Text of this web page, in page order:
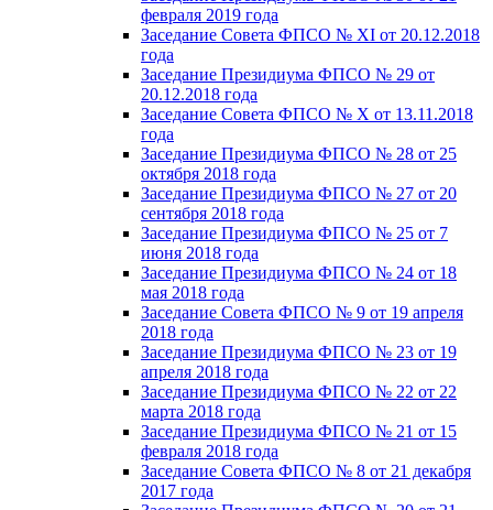
февраля 2019 года
Заседание Совета ФПСО № XI от 20.12.2018
года
Заседание Президиума ФПСО № 29 от
20.12.2018 года
Заседание Совета ФПСО № X от 13.11.2018
года
Заседание Президиума ФПСО № 28 от 25
октября 2018 года
Заседание Президиума ФПСО № 27 от 20
сентября 2018 года
Заседание Президиума ФПСО № 25 от 7
июня 2018 года
Заседание Президиума ФПСО № 24 от 18
мая 2018 года
Заседание Совета ФПСО № 9 от 19 апреля
2018 года
Заседание Президиума ФПСО № 23 от 19
апреля 2018 года
Заседание Президиума ФПСО № 22 от 22
марта 2018 года
Заседание Президиума ФПСО № 21 от 15
февраля 2018 года
Заседание Совета ФПСО № 8 от 21 декабря
2017 года